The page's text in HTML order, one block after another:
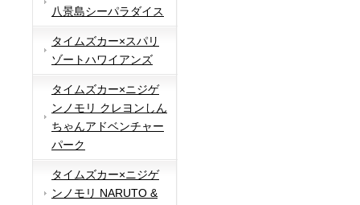
八景島シーパラダイス
タイムズカー×スパリ
ゾートハワイアンズ
タイムズカー×ニジゲ
ンノモリ クレヨンしん
ちゃんアドベンチャー
パーク
タイムズカー×ニジゲ
ンノモリ NARUTO &